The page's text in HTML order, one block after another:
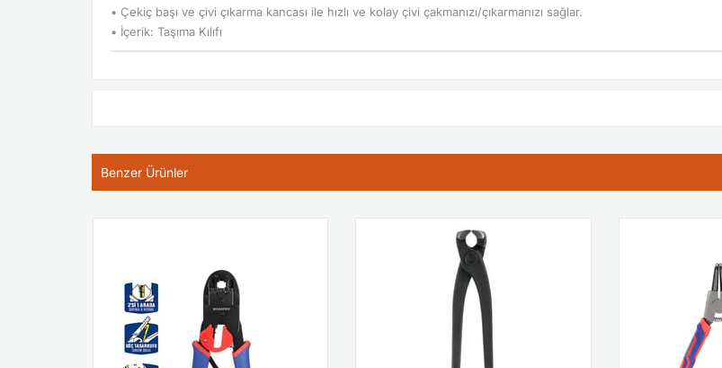
• Çekiç başı ve çivi çıkarma kancası ile hızlı ve kolay çivi çakmanızı/çıkarmanızı sağlar.
• İçerik: Taşıma Kılıfı
Benzer Ürünler